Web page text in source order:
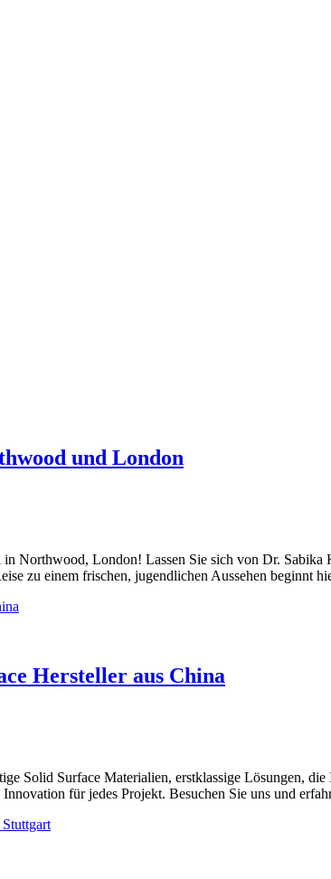
und London
Northwood, London! Lassen Sie sich von Dr.
zu einem frischen, jugendlichen Aussehen beginnt
Hersteller aus China
Solid Surface Materialien, erstklassige Lösungen,
für jedes Projekt. Besuchen Sie uns und